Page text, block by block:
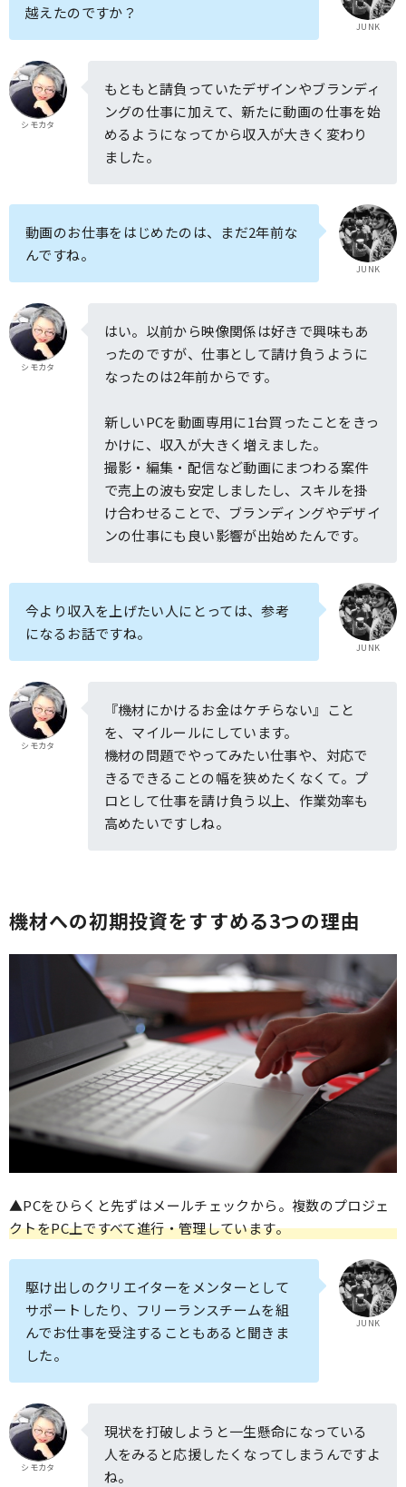
JUNK
越えたのですか？
シモカタ
もともと請負っていたデザインやブランディ
ングの仕事に加えて、新たに動画の仕事を始
めるようになってから収入が大きく変わり
ました。
JUNK
動画のお仕事をはじめたのは、まだ2年前な
んですね。
シモカタ
はい。以前から映像関係は好きで興味もあ
ったのですが、仕事として請け負うように
なったのは2年前からです。
新しいPCを動画専用に1台買ったことをきっ
かけに、収入が大きく増えました。
撮影・編集・配信など動画にまつわる案件
で売上の波も安定しましたし、スキルを掛
け合わせることで、ブランディングやデザイ
ンの仕事にも良い影響が出始めたんです。
JUNK
今より収入を上げたい人にとっては、参考
になるお話ですね。
シモカタ
『機材にかけるお金はケチらない』こと
を、マイルールにしています。
機材の問題でやってみたい仕事や、対応で
きるできることの幅を狭めたくなくて。プ
ロとして仕事を請け負う以上、作業効率も
高めたいですしね。
機材への初期投資をすすめる3つの理由
▲PCをひらくと先ずはメールチェックから。複数のプロジェ
クトをPC上ですべて進行・管理しています。
JUNK
駆け出しのクリエイターをメンターとして
サポートしたり、フリーランスチームを組
んでお仕事を受注することもあると聞きま
した。
シモカタ
現状を打破しようと一生懸命になっている
人をみると応援したくなってしまうんですよ
ね。